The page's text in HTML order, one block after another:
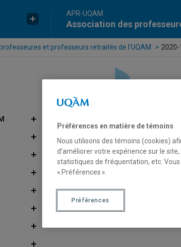
APR-UQAM
Association des
et professeurs retraités de l'UQAM 2020-
Préférences en matière de témoins
Nous utilisons des témoins (cookies)
d’améliorer votre expérience sur le
statistiques de fréquentation, etc.
« Préférences ».
Préférences